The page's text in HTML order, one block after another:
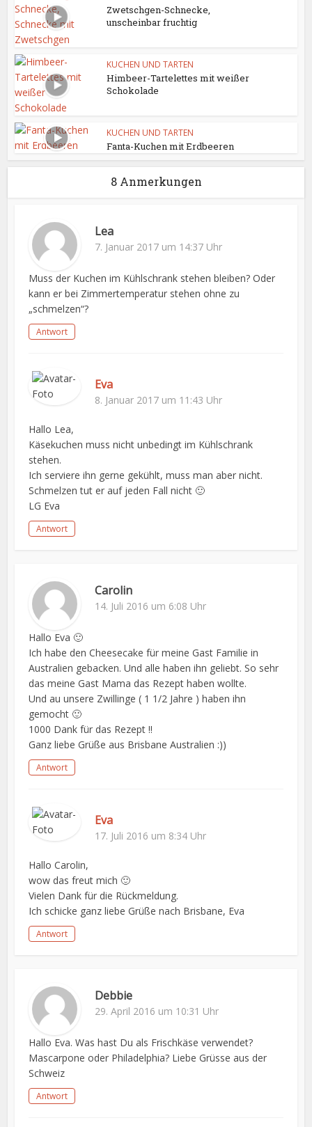
Zwetschgen-Schnecke,
unscheinbar fruchtig
KUCHEN UND TARTEN
Himbeer-Tartelettes mit weißer
Schokolade
KUCHEN UND TARTEN
Fanta-Kuchen mit Erdbeeren
8 Anmerkungen
Lea
7. Januar 2017 um 14:37 Uhr
Muss der Kuchen im Kühlschrank stehen bleiben? Oder
kann er bei Zimmertemperatur stehen ohne zu
„schmelzen“?
Antwort
Eva
8. Januar 2017 um 11:43 Uhr
Hallo Lea,
Käsekuchen muss nicht unbedingt im Kühlschrank
stehen.
Ich serviere ihn gerne gekühlt, muss man aber nicht.
Schmelzen tut er auf jeden Fall nicht 🙂
LG Eva
Antwort
Carolin
14. Juli 2016 um 6:08 Uhr
Hallo Eva 🙂
Ich habe den Cheesecake für meine Gast Familie in
Australien gebacken. Und alle haben ihn geliebt. So sehr
das meine Gast Mama das Rezept haben wollte.
Und au unsere Zwillinge ( 1 1/2 Jahre ) haben ihn
gemocht 🙂
1000 Dank für das Rezept !!
Ganz liebe Grüße aus Brisbane Australien :))
Antwort
Eva
17. Juli 2016 um 8:34 Uhr
Hallo Carolin,
wow das freut mich 🙂
Vielen Dank für die Rückmeldung.
Ich schicke ganz liebe Grüße nach Brisbane, Eva
Antwort
Debbie
29. April 2016 um 10:31 Uhr
Hallo Eva. Was hast Du als Frischkäse verwendet?
Mascarpone oder Philadelphia? Liebe Grüsse aus der
Schweiz
Antwort